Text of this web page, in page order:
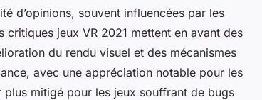
d’opinions, souvent influencées par les
jeux VR 2021 mettent en avant des
du rendu visuel et des mécanismes
avec une appréciation notable pour les
mitigé pour les jeux souffrant de bugs